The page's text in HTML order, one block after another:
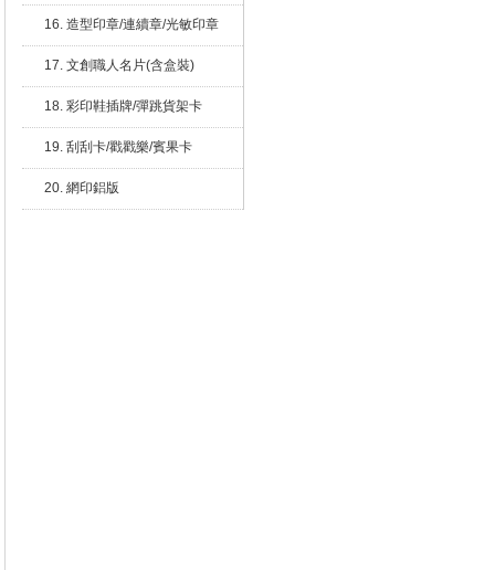
16. 造型印章/連續章/光敏印章
17. 文創職人名片(含盒裝)
18. 彩印鞋插牌/彈跳貨架卡
19. 刮刮卡/戳戳樂/賓果卡
20. 網印鋁版